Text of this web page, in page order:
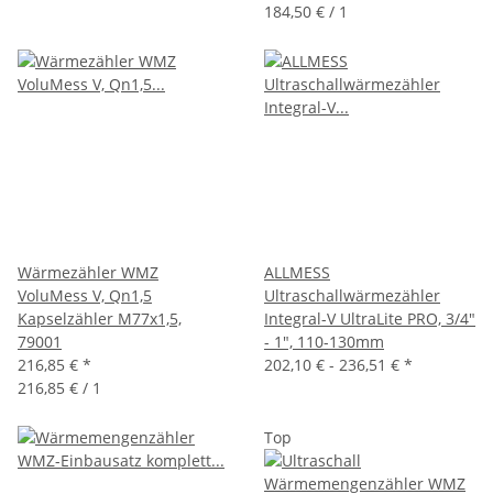
184,50 € / 1
Wärmezähler WMZ
VoluMess V, Qn1,5
Kapselzähler M77x1,5,
79001
216,85 € *
216,85 € / 1
ALLMESS
Ultraschallwärmezähler
Integral-V UltraLite PRO, 3/4"
- 1", 110-130mm
202,10 € - 236,51 € *
Top